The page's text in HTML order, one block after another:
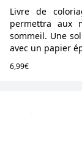
Livre de
permettra aux
sommeil. Une
avec un papier
6,99€